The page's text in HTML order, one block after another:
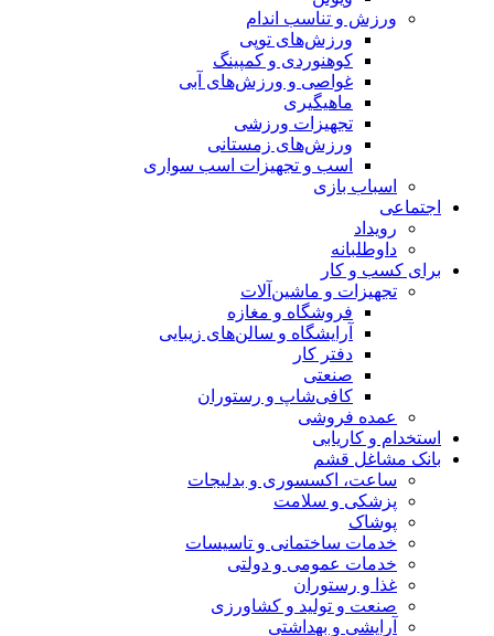
ورزش و تناسب اندام
ورزش‌های توپی
کوهنوردی و کمپینگ
غواصی و ورزش‌های آبی
ماهیگیری
تجهیزات ورزشی
ورزش‌های زمستانی
اسب و تجهیزات اسب سواری
اسباب‌ بازی
اجتماعی
رویداد
داوطلبانه
برای کسب و کار
تجهیزات و ماشین‌آلات
فروشگاه و مغازه
آرایشگاه و سالن‌های زیبایی
دفتر کار
صنعتی
کافی‌شاپ و رستوران
عمده فروشی
استخدام و کاریابی
بانک مشاغل قشم
ساعت، اکسسوری و بدلیجات
پزشکی و سلامت
پوشاک
خدمات ساختمانی و تاسیسات
خدمات عمومی و دولتی
غذا و رستوران
صنعت و تولید و کشاورزی
آرایشی و بهداشتی